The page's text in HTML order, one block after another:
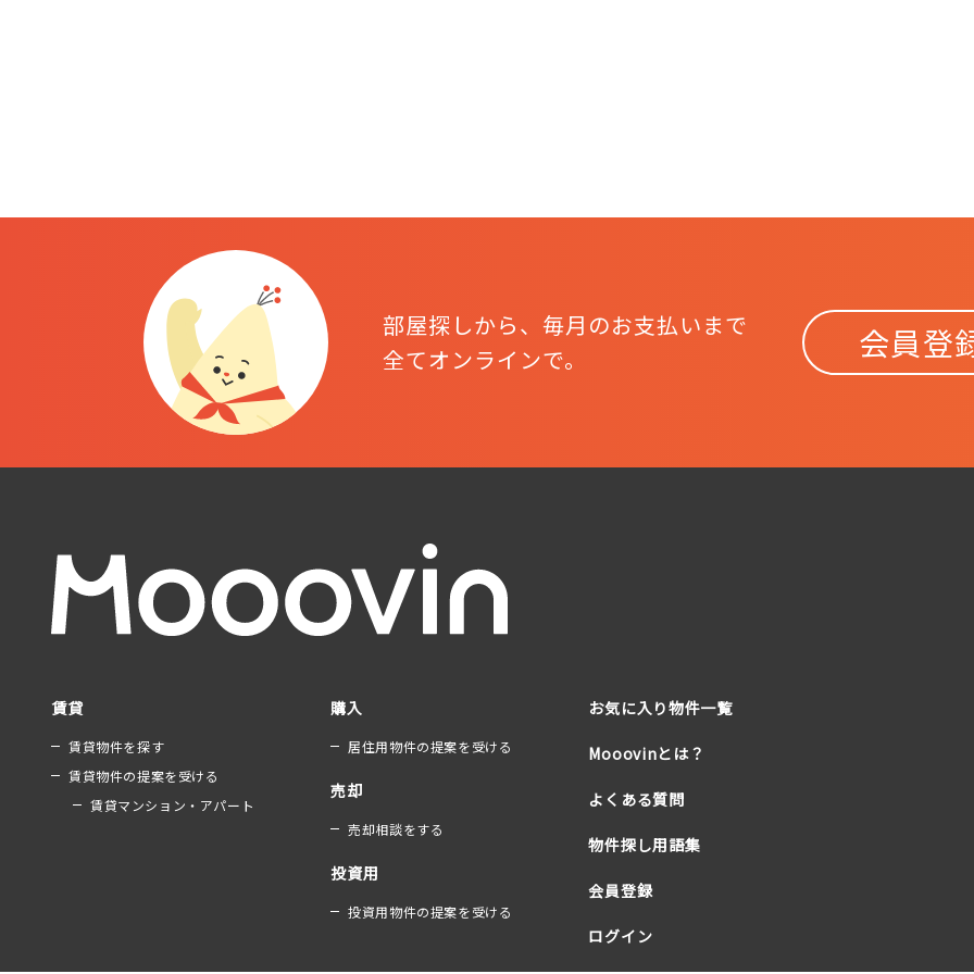
部屋探しから、毎月のお支払いまで
全てオンラインで。
会員登
賃貸
賃貸物件を探す
賃貸物件の提案を受ける
賃貸マンション・アパート
購入
居住用物件の提案を受ける
売却
売却相談をする
投資用
投資用物件の提案を受ける
お気に入り物件一覧
Mooovinとは？
よくある質問
物件探し用語集
会員登録
ログイン